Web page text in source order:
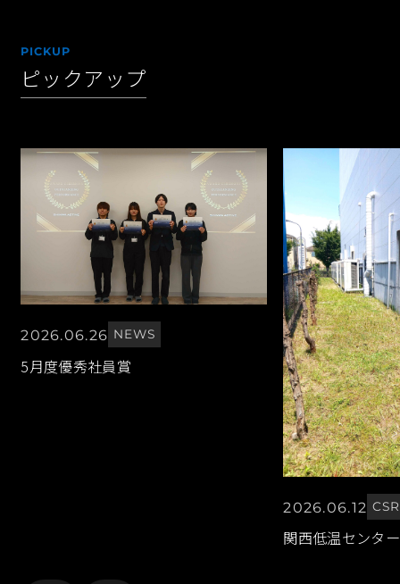
PICKUP
ピックアップ
2026.06.26 NEWS
5月度優秀社員賞
2026.06.12 CSR
関西低温センタ